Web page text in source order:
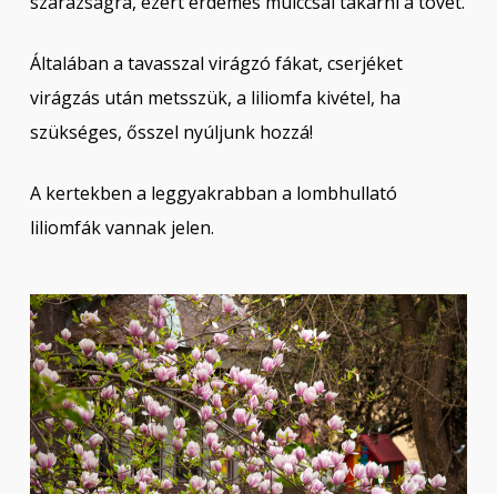
Általában a tavasszal virágzó fákat, cserjéket
virágzás után metsszük, a liliomfa kivétel, ha
szükséges, ősszel nyúljunk hozzá!
A kertekben a leggyakrabban a lombhullató
liliomfák vannak jelen.